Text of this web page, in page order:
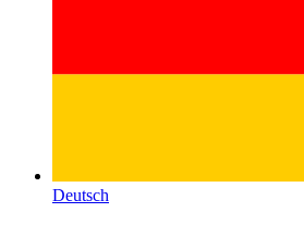
Deutsch